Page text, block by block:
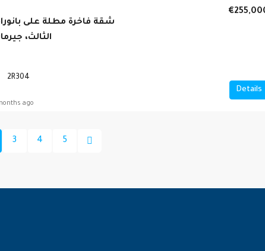
شقة فاخرة مطلة على
الثالث،
2R304
Details
ago
3 4 5